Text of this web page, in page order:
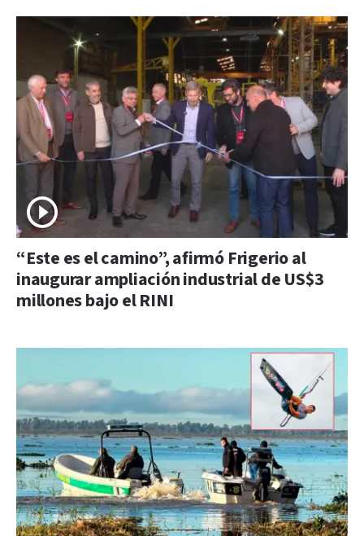
“Este es el camino”, afirmó Frigerio al
inaugurar ampliación industrial de US$3
millones bajo el RINI